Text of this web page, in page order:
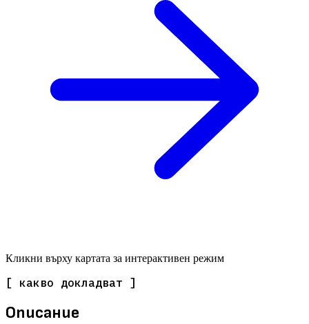
Кликни върху картата за интерактивен режим
[ какво докладват ]
Описание